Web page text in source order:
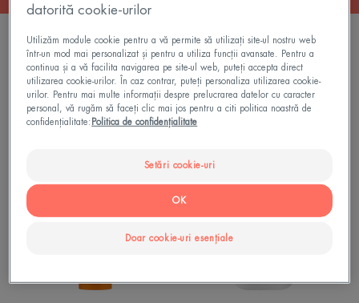
FILTRU PRODUSE
2 rezultate "Produse de îngrijire pentru pielea
sensibilă"
buze
SPF
datorită cookie-urilor
Utilizăm module cookie pentru a vă permite să utilizați site-ul nostru web
într-un mod mai personalizat și pentru a utiliza funcții avansate. Pentru a
continua și a vă facilita navigarea pe site-ul web, puteți accepta direct
utilizarea cookie-urilor. În caz contrar, puteți personaliza utilizarea cookie-
urilor. Pentru mai multe informații despre prelucrarea datelor cu caracter
personal, vă rugăm să faceți clic mai jos pentru a citi politica noastră de
confidențialitate: Politica de confidențialitate
Setări cookie-uri
Doar cookie-uri esențiale
OK